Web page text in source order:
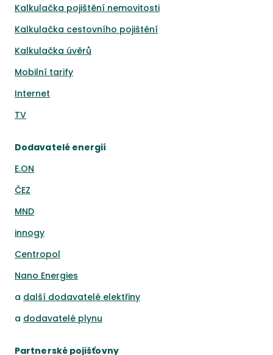
Kalkulačka pojištění nemovitosti
Kalkulačka cestovního pojištění
Kalkulačka úvěrů
Mobilní tarify
Internet
TV
Dodavatelé energií
E.ON
ČEZ
MND
innogy
Centropol
Nano Energies
a další dodavatelé elektřiny
a dodavatelé plynu
Partnerské pojišťovny